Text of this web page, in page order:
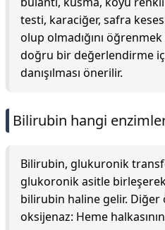
testi, karaciğer, safra
olup olmadığını
doğru bir değerlendirme
danışılması önerilir.
Bilirubin hangi
Bilirubin, glukuronik
glukoronik asitle
bilirubin haline gelir.
oksijenaz: Heme